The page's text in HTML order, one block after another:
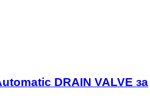
DRAIN VALVE за